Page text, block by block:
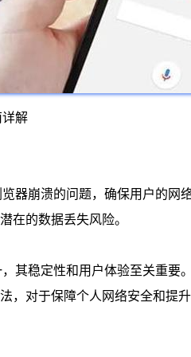
详解
器崩溃的问题，确保用户的
在的数据丢失风险。
其稳定性和用户体验至关重
，对于保障个人网络安全和提